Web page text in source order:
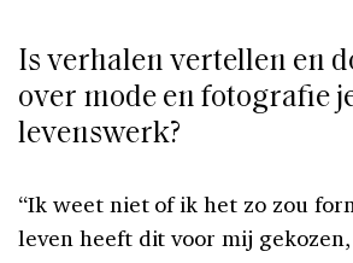
Is verhalen vertellen en
over mode en fotografie
levenswerk?
“Ik weet niet of ik het zo zou
leven heeft dit voor mij